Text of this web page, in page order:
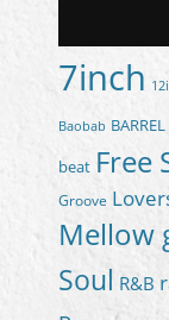
7inch
Baobab BARREL
beat Free
Groove
Mellow
Soul R&B